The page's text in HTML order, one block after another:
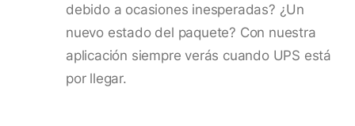
debido a ocasiones inesperadas? ¿Un
nuevo estado del paquete? Con nuestra
aplicación siempre verás cuando UPS está
por llegar.